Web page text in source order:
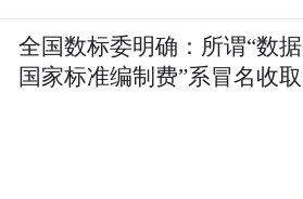
全国数标委明确：所谓“数据
国家标准编制费”系冒名收取